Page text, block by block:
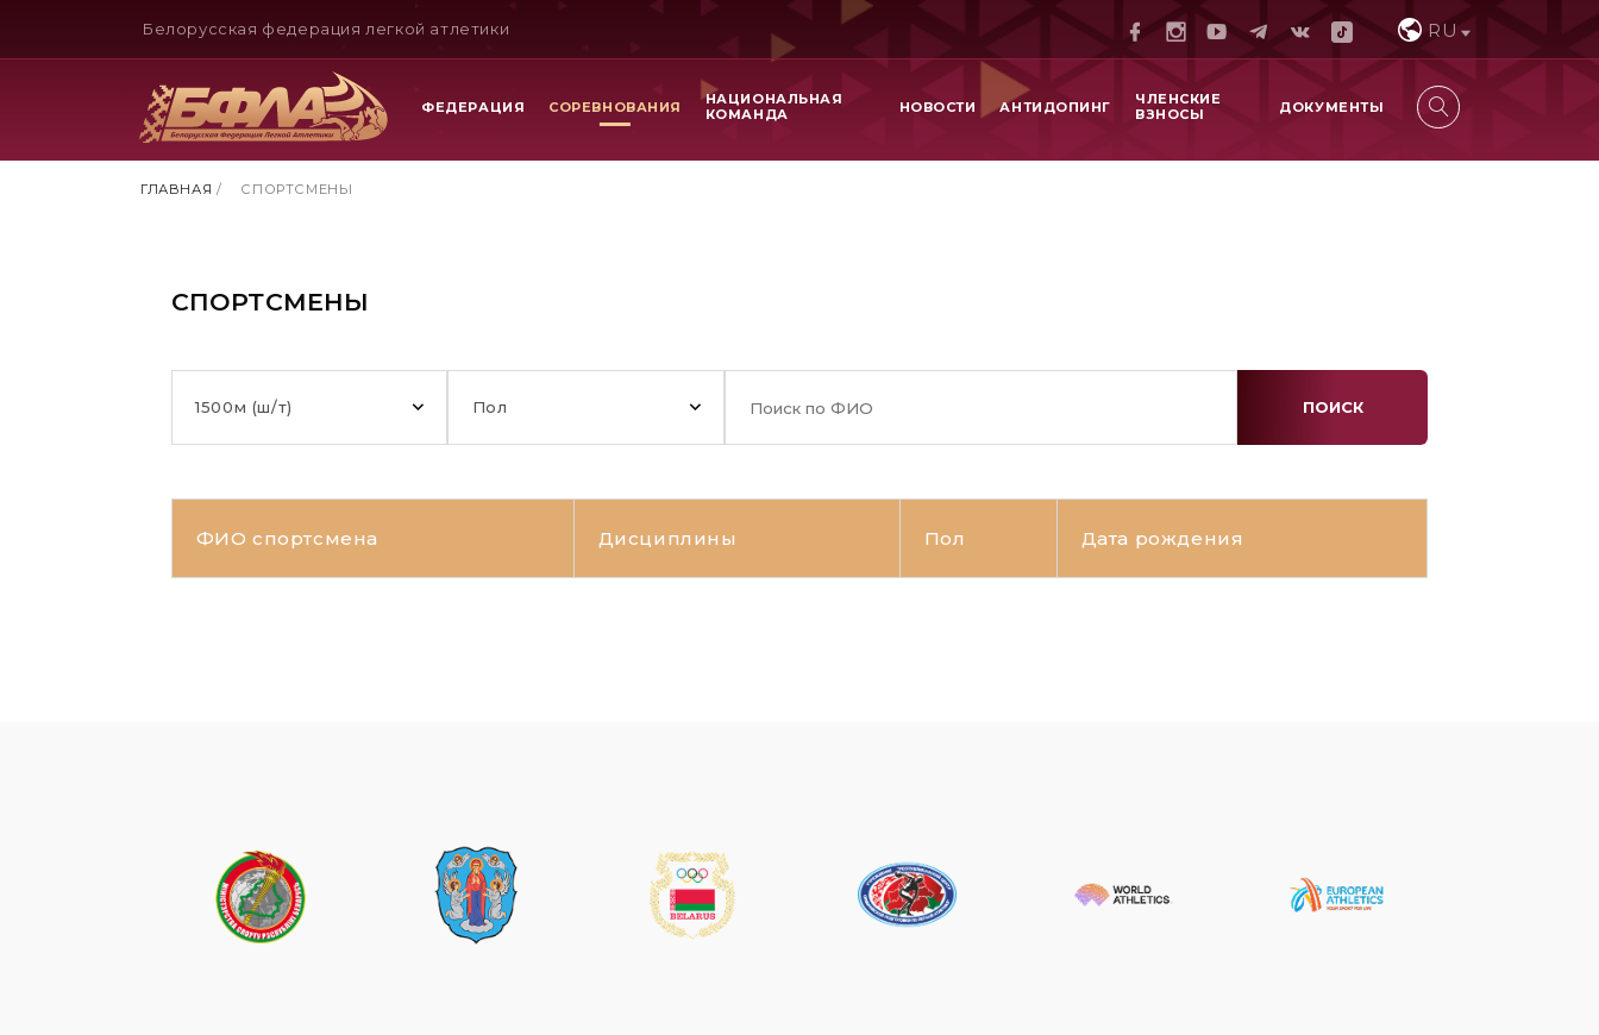
Белорусская федерация легкой атлетики RU
ФЕДЕРАЦИЯ СОРЕВНОВАНИЯ
НАЦИОНАЛЬНАЯ
КОМАНДА
НОВОСТИ АНТИДОПИНГ
ЧЛЕНСКИЕ
ВЗНОСЫ
ДОКУМЕНТЫ
ГЛАВНАЯ / СПОРТСМЕНЫ
СПОРТСМЕНЫ
1500м (ш/т) Пол ПОИСК
ФИО спортсмена Дисциплины Пол Дата рождения